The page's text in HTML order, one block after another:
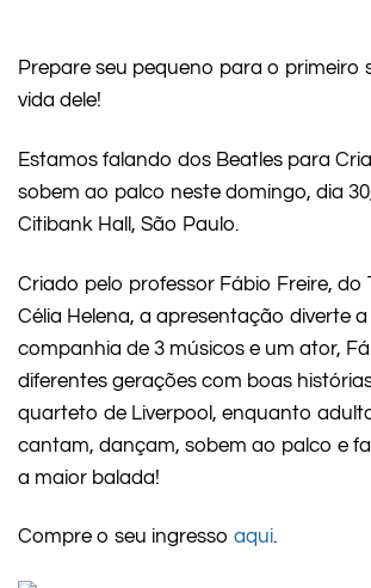
Prepare seu pequeno para o primeiro
vida dele!
Estamos falando dos Beatles para
sobem ao palco neste domingo, dia
Citibank Hall, São Paulo.
Criado pelo professor Fábio Freire, do
Célia Helena, a apresentação diverte
companhia de 3 músicos e um ator,
diferentes gerações com boas
quarteto de Liverpool, enquanto
cantam, dançam, sobem ao palco e
a maior balada!
Compre o seu ingresso aqui.